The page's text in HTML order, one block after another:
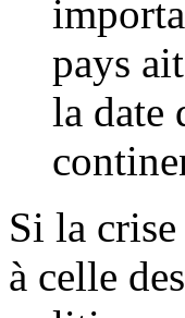
pays
la date
Si la
à celle